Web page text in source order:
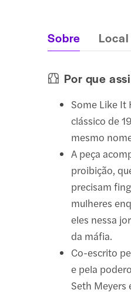
Sobre Local
Por que
Some Like It
clássico de
mesmo
A peça
proibição,
precisam
mulheres
eles nessa
da máfia.
Co-escrito
e pela
Seth Meyers